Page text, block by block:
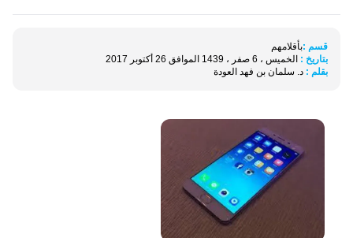
قسم :بأقلامهم
بتاريخ : الخميس ، 6 صفر ، 1439 الموافق 26 أكتوبر 2017
بقلم : د. سلمان بن فهد العودة